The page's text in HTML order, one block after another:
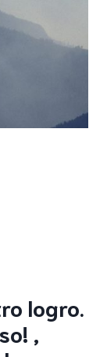
logro.
,